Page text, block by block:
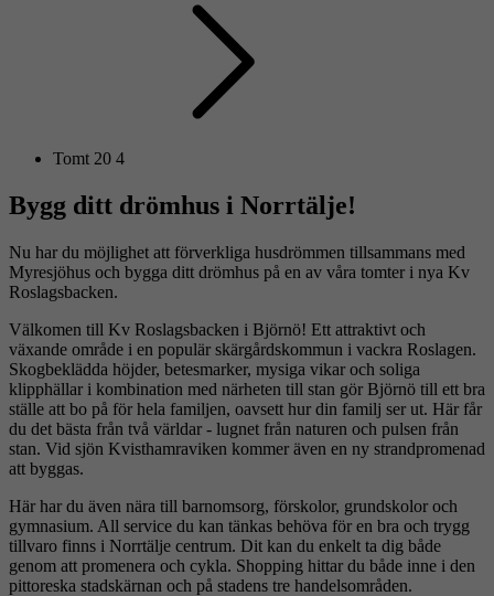
Tomt 20 4
Bygg ditt drömhus i Norrtälje!
Nu har du möjlighet att förverkliga husdrömmen tillsammans med
Myresjöhus och bygga ditt drömhus på en av våra tomter i nya Kv
Roslagsbacken.
Välkomen till Kv Roslagsbacken i Björnö! Ett attraktivt och
växande område i en populär skärgårdskommun i vackra Roslagen.
Skogbeklädda höjder, betesmarker, mysiga vikar och soliga
klipphällar i kombination med närheten till stan gör Björnö till ett bra
ställe att bo på för hela familjen, oavsett hur din familj ser ut. Här får
du det bästa från två världar - lugnet från naturen och pulsen från
stan. Vid sjön Kvisthamraviken kommer även en ny strandpromenad
att byggas.
Här har du även nära till barnomsorg, förskolor, grundskolor och
gymnasium. All service du kan tänkas behöva för en bra och trygg
tillvaro finns i Norrtälje centrum. Dit kan du enkelt ta dig både
genom att promenera och cykla. Shopping hittar du både inne i den
pittoreska stadskärnan och på stadens tre handelsområden.